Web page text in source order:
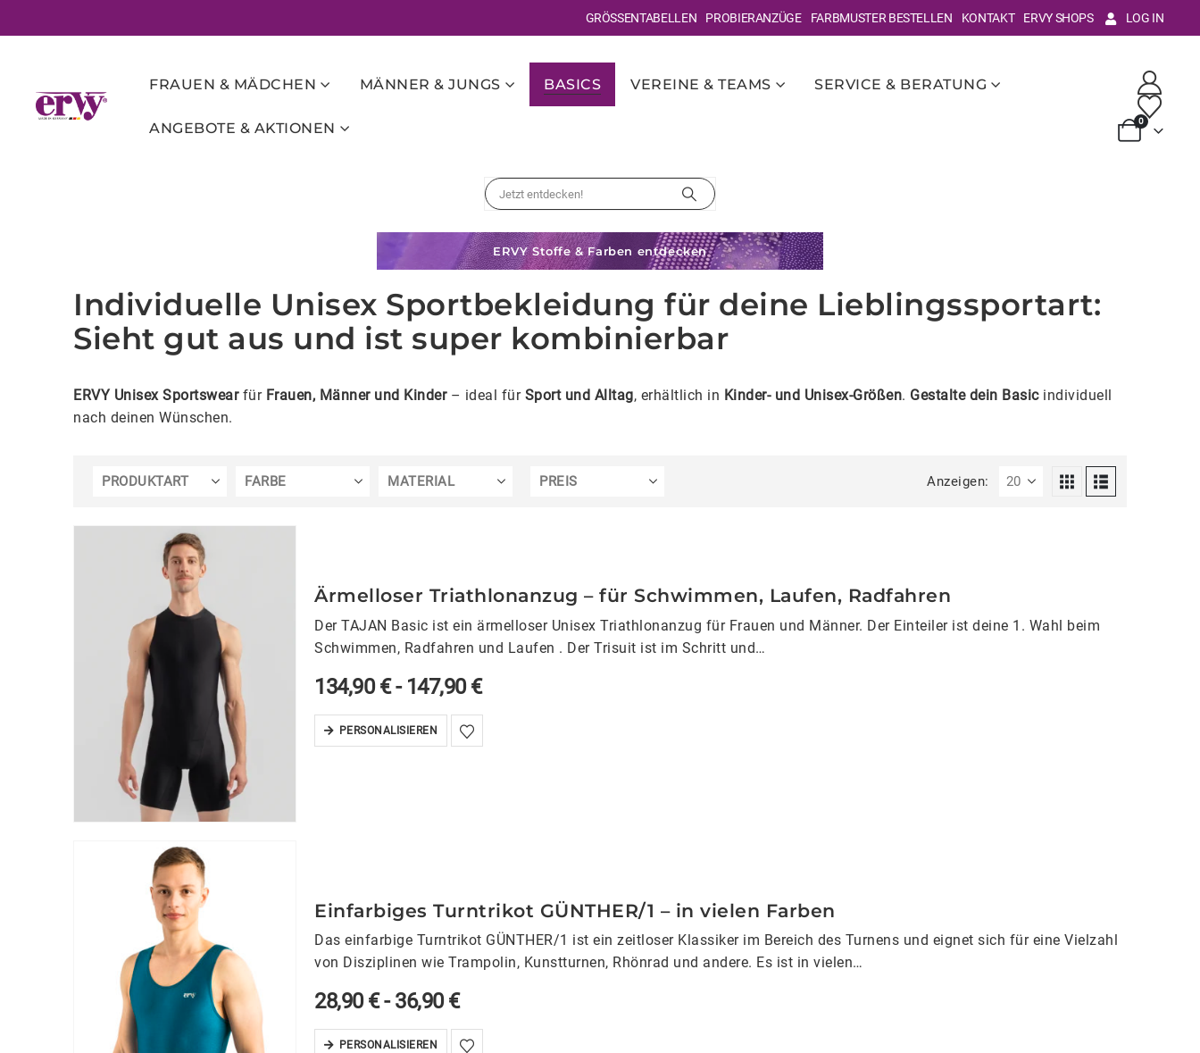
GRÖSSENTABELLEN PROBIERANZÜGE FARBMUSTER BESTELLEN KONTAKT ERVY SHOPS LOG IN
FRAUEN & MÄDCHEN MÄNNER & JUNGS BASICS VEREINE & TEAMS SERVICE & BERATUNG
ANGEBOTE & AKTIONEN 0
ERVY Stoffe & Farben entdecken
Individuelle Unisex Sportbekleidung für deine Lieblingssportart:
Sieht gut aus und ist super kombinierbar
ERVY Unisex Sportswearfür Frauen, Männer und Kinder– ideal für Sport und Alltag, erhältlich in Kinder- und Unisex-Größen. Gestalte dein Basicindividuell
nach deinen Wünschen.
PRODUKTART FARBE MATERIAL PREIS Anzeigen:
Ärmelloser Triathlonanzug – für Schwimmen, Laufen, Radfahren
Der TAJAN Basic ist ein ärmelloser Unisex Triathlonanzug für Frauen und Männer. Der Einteiler ist deine 1. Wahl beim
Schwimmen, Radfahren und Laufen . Der Trisuit ist im Schritt und…
134,90€- 147,90€
PERSONALISIEREN
Einfarbiges Turntrikot GÜNTHER/1 – in vielen Farben
Das einfarbige Turntrikot GÜNTHER/1 ist ein zeitloser Klassiker im Bereich des Turnens und eignet sich für eine Vielzahl
von Disziplinen wie Trampolin, Kunstturnen, Rhönrad und andere. Es ist in vielen…
28,90€-36,90€
PERSONALISIEREN